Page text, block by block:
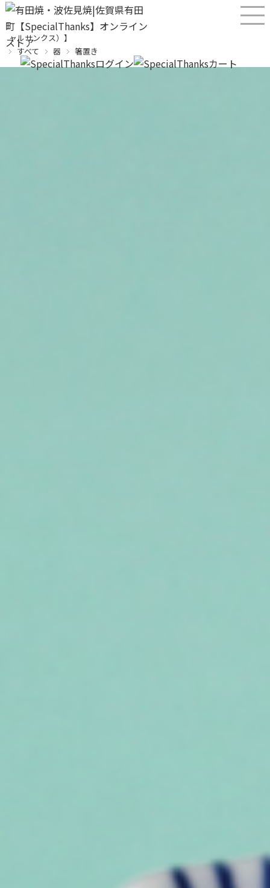
産直！有田焼、波佐見焼オンラインショップ【SPECIALTHANKS（スペシ
ャルサンクス）】
すべて
器 箸置き